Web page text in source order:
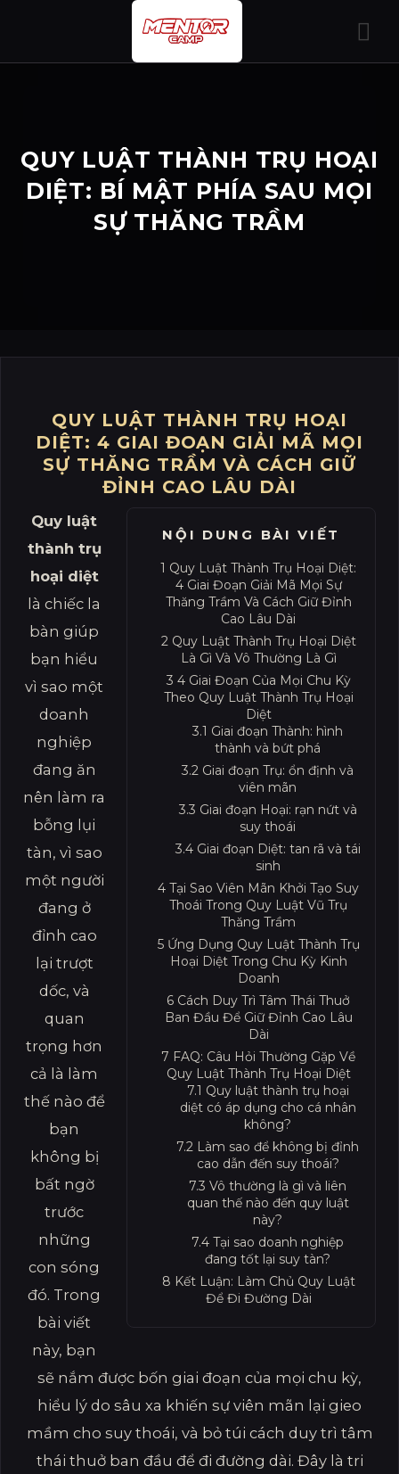
nội
QUY LUẬT THÀNH TRỤ HOẠI
DIỆT: BÍ MẬT PHÍA SAU MỌI
SỰ THĂNG TRẦM
QUY LUẬT THÀNH TRỤ HOẠI
DIỆT: 4 GIAI ĐOẠN GIẢI MÃ MỌI
SỰ THĂNG TRẦM VÀ CÁCH GIỮ
ĐỈNH CAO LÂU DÀI
NỘI DUNG BÀI VIẾT
1 Quy Luật Thành Trụ Hoại Diệt:
4 Giai Đoạn Giải Mã Mọi Sự
Thăng Trầm Và Cách Giữ Đỉnh
Cao Lâu Dài
2Quy Luật Thành Trụ Hoại Diệt
Là Gì Và Vô Thường Là Gì
3 4 Giai Đoạn Của Mọi Chu Kỳ
Theo Quy Luật Thành Trụ Hoại
Diệt
3.1 Giai đoạn Thành: hình
thành và bứt phá
3.2 Giai đoạn Trụ: ổn định và
viên mãn
3.3 Giai đoạn Hoại: rạn nứt và
suy thoái
3.4Giai đoạn Diệt: tan rã và tái
sinh
4 Tại Sao Viên Mãn Khởi Tạo Suy
Thoái Trong Quy Luật Vũ Trụ
Thăng Trầm
5Ứng Dụng Quy Luật Thành Trụ
Hoại Diệt Trong Chu Kỳ Kinh
Doanh
6 Cách Duy Trì Tâm Thái Thuở
Ban Đầu Để Giữ Đỉnh Cao Lâu
Dài
7 FAQ: Câu Hỏi Thường Gặp Về
Quy Luật Thành Trụ Hoại Diệt
7.1 Quy luật thành trụ hoại
diệt có áp dụng cho cá nhân
không?
7.2 Làm sao để không bị đỉnh
cao dẫn đến suy thoái?
7.3 Vô thường là gì và liên
quan thế nào đến quy luật
này?
7.4 Tại sao doanh nghiệp
đang tốt lại suy tàn?
8 Kết Luận: Làm Chủ Quy Luật
Để Đi Đường Dài
Quy luật
thành trụ
hoại diệt
là chiếc la
bàn giúp
bạn hiểu
vì sao một
doanh
nghiệp
đang ăn
nên làm ra
bỗng lụi
tàn, vì sao
một người
đang ở
đỉnh cao
lại trượt
dốc, và
quan
trọng hơn
cả là làm
thế nào để
bạn
không bị
bất ngờ
trước
những
con sóng
đó. Trong
bài viết
này, bạn
sẽ nắm được bốn giai đoạn của mọi chu kỳ,
hiểu lý do sâu xa khiến sự viên mãn lại gieo
mầm cho suy thoái, và bỏ túi cách duy trì tâm
thái thuở ban đầu để đi đường dài. Đây là tri